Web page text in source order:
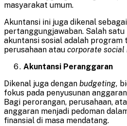
masyarakat umum.
Akuntansi ini juga dikenal
pertanggungjawaban. Salah
akuntansi sosial adalah program
perusahaan atau corporate social
Akuntansi Peranggaran
Dikenal juga dengan budgeting,
fokus pada penyusunan
Bagi perorangan, perusahaan,
anggaran menjadi pedoman
finansial di masa mendatang.